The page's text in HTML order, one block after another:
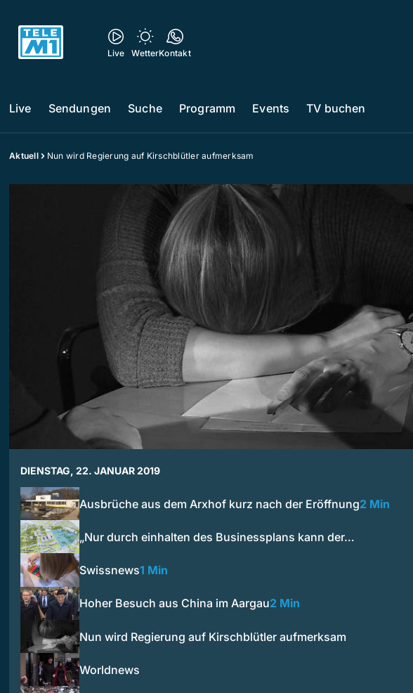
Live WetterKontakt
Live Sendungen Suche Programm Events TV buchen
Aktuell Nun wird Regierung auf Kirschblütler aufmerksam
DIENSTAG, 22. JANUAR 2019
Ausbrüche aus dem Arxhof kurz nach der Eröffnung2 Min
„Nur durch einhalten des Businessplans kann der…
Swissnews1 Min
Hoher Besuch aus China im Aargau2 Min
Nun wird Regierung auf Kirschblütler aufmerksam
Worldnews